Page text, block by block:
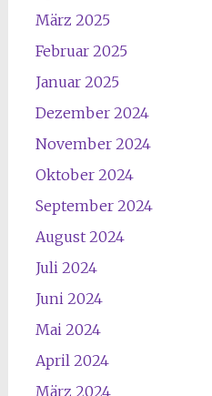
März 2025
Februar 2025
Januar 2025
Dezember 2024
November 2024
Oktober 2024
September 2024
August 2024
Juli 2024
Juni 2024
Mai 2024
April 2024
März 2024